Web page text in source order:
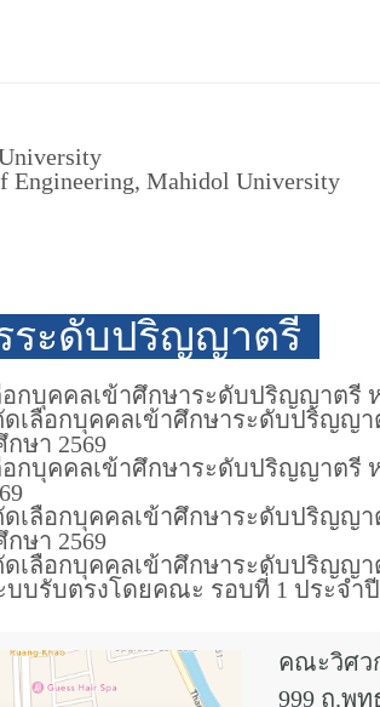
Engineering, Mahidol University
ระดับปริญญาตรี
กบุคคลเข้าศึกษาระดับปริญญาตรี
เลือกบุคคลเข้าศึกษาระดับปริญ
ษา 2569
กบุคคลเข้าศึกษาระดับปริญญาต
เลือกบุคคลเข้าศึกษาระดับปริญ
ษา 2569
เลือกบุคคลเข้าศึกษาระดับปริญ
บรับตรงโดยคณะ รอบที่ 1 ประจำปี
คณะวิศว
999 ถ.พุ